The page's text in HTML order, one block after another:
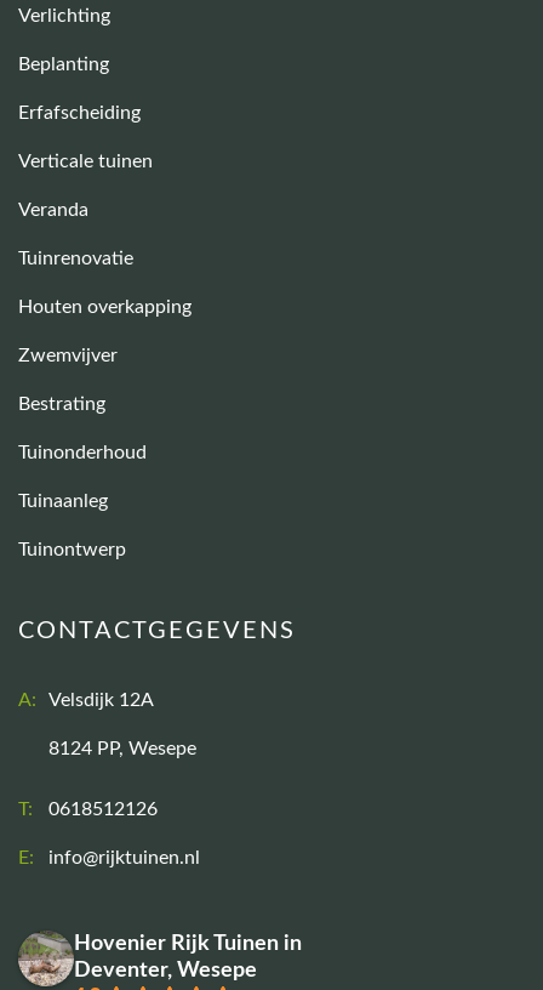
Verlichting
Beplanting
Erfafscheiding
Verticale tuinen
Veranda
Tuinrenovatie
Houten overkapping
Zwemvijver
Bestrating
Tuinonderhoud
Tuinaanleg
Tuinontwerp
CONTACTGEGEVENS
A: Velsdijk 12A
8124 PP, Wesepe
T: 0618512126
E: info@rijktuinen.nl
Hovenier Rijk Tuinen in
Deventer, Wesepe